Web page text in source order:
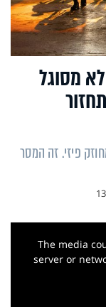
מסוגל
פיזי. זה המסר
This
The media
server or